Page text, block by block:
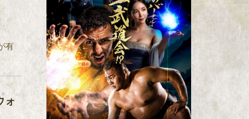
有
ォ